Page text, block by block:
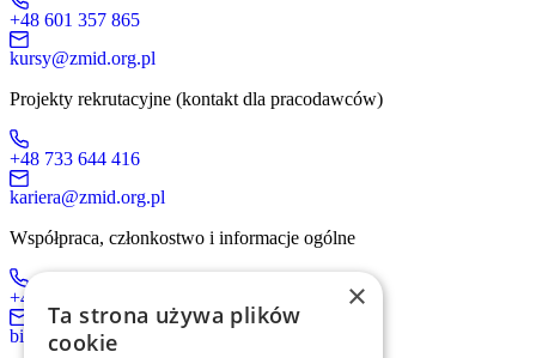
+48 601 357 865
kursy@zmid.org.pl
Projekty rekrutacyjne (kontakt dla pracodawców)
+48 733 644 416
kariera@zmid.org.pl
Współpraca, członkostwo i informacje ogólne
+48 519 536 405
biuro@zmid.org.pl
×
Ta strona używa plików
cookie